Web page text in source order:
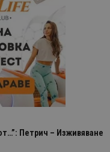
Петрич – Изживяване